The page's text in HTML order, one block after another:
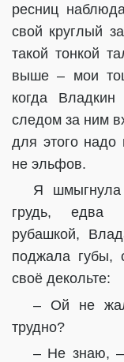
ресниц
свой круглый
такой тонкой
выше – мои
когда
следом за ним
для этого надо
не эльфов.
Я
грудь, едва
рубашкой,
поджала губы,
своё декольте:
– Ой не
трудно?
– Не знаю, –